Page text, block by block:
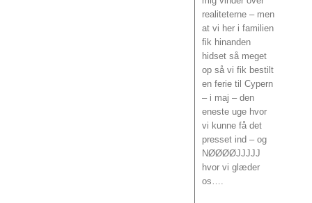
realiteterne – men
at vi her i familien
fik hinanden
hidset så meget
op så vi fik bestilt
en ferie til Cypern
– i maj – den
eneste uge hvor
vi kunne få det
presset ind – og
NØØØØJJJJJ
hvor vi glæder
os….